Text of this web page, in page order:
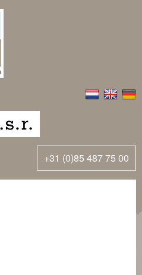
+31 (0)85 487 75 00